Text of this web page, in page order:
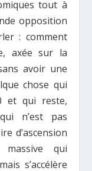
tout à
opposition
: comment
axée sur la
avoir une
chose qui
et qui reste,
n’est pas
d’ascension
qui
s’accélère